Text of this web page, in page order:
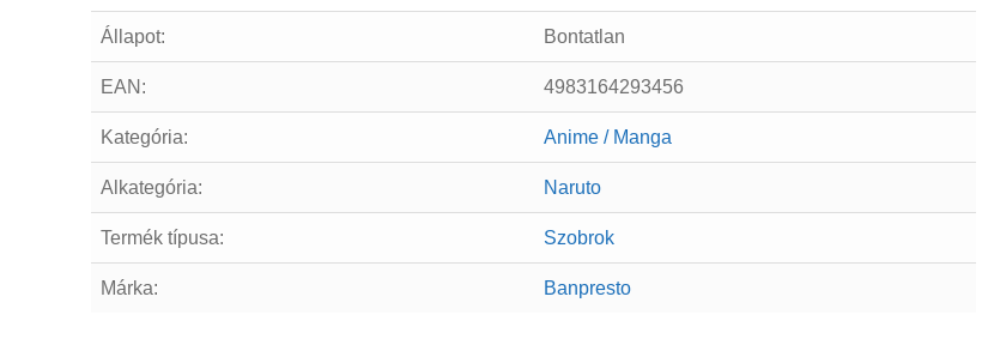
Állapot: Bontatlan
EAN: 4983164293456
Kategória: Anime / Manga
Alkategória: Naruto
Termék típusa: Szobrok
Márka: Banpresto